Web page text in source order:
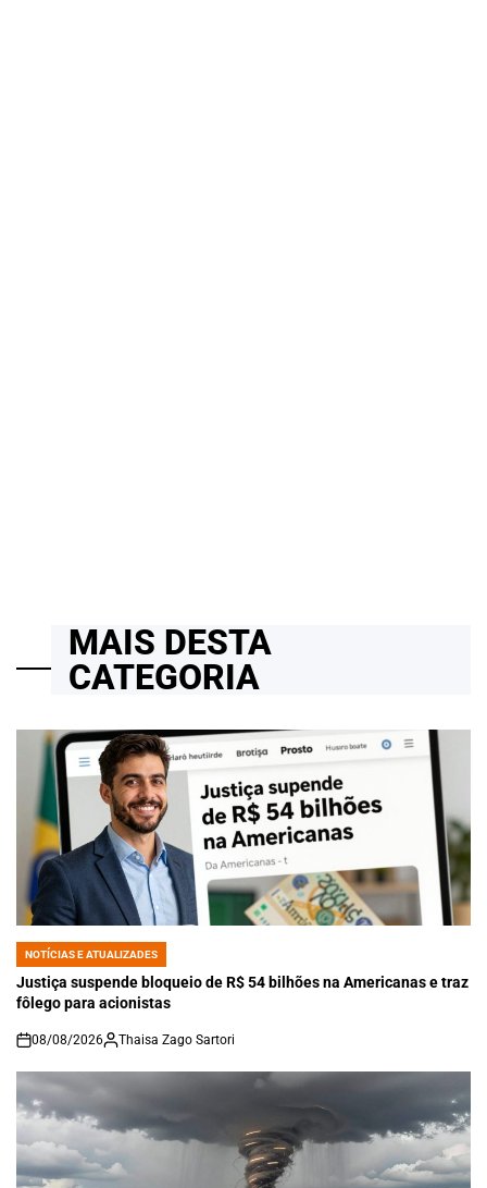
MAIS DESTA
CATEGORIA
POSTED
IN
NOTÍCIAS E ATUALIZADES
Justiça suspende bloqueio de R$ 54 bilhões na Americanas e traz
fôlego para acionistas
on
08/08/2026 Thaisa Zago Sartori